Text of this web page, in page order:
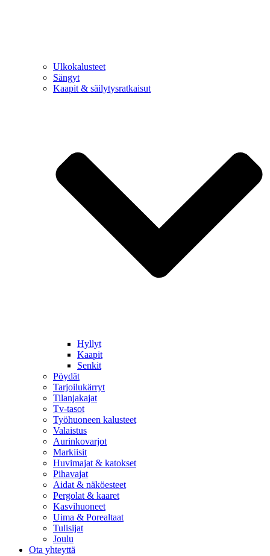
Ulkokalusteet
Sängyt
Kaapit & säilytysratkaisut
Hyllyt
Kaapit
Senkit
Pöydät
Tarjoilukärryt
Tilanjakajat
Tv-tasot
Työhuoneen kalusteet
Valaistus
Aurinkovarjot
Markiisit
Huvimajat & katokset
Pihavajat
Aidat & näköesteet
Pergolat & kaaret
Kasvihuoneet
Uima & Porealtaat
Tulisijat
Joulu
Ota yhteyttä